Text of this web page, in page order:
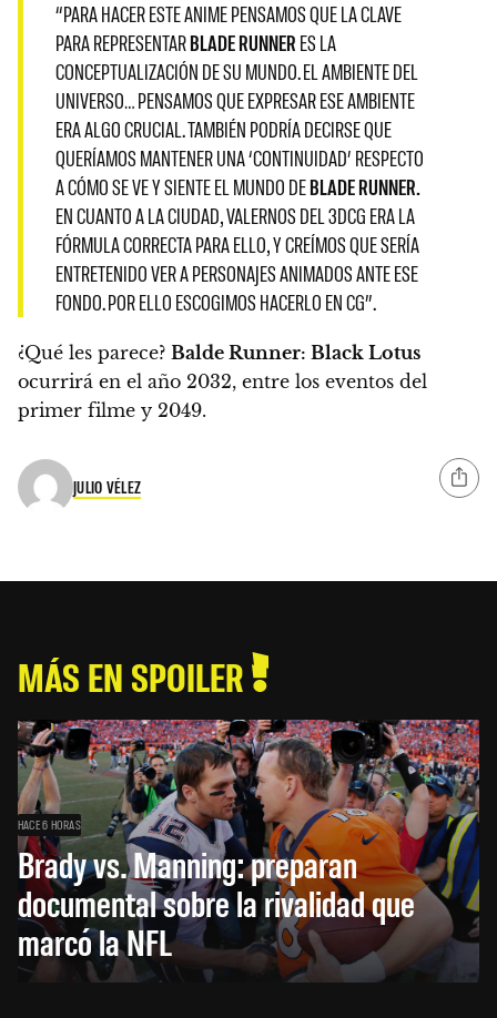
“PARA HACER ESTE ANIME PENSAMOS QUE LA CLAVE
PARA REPRESENTARBLADE RUNNER ES LA
CONCEPTUALIZACIÓN DE SU MUNDO. EL AMBIENTE DEL
UNIVERSO… PENSAMOS QUE EXPRESAR ESE AMBIENTE
ERA ALGO CRUCIAL. TAMBIÉN PODRÍA DECIRSE QUE
QUERÍAMOS MANTENER UNA ‘CONTINUIDAD’ RESPECTO
A CÓMO SE VE Y SIENTE EL MUNDO DEBLADE RUNNER.
EN CUANTO A LA CIUDAD, VALERNOS DEL 3DCG ERA LA
FÓRMULA CORRECTA PARA ELLO, Y CREÍMOS QUE SERÍA
ENTRETENIDO VER A PERSONAJES ANIMADOS ANTE ESE
FONDO. POR ELLO ESCOGIMOS HACERLO EN CG”.
¿Qué les parece? Balde Runner: Black Lotus
ocurrirá en el año 2032, entre los eventos del
primer filme y 2049.
JULIO VÉLEZ
MÁS EN SPOILER
HACE 6 HORAS
Brady vs. Manning: preparan
documental sobre la rivalidad que
marcó la NFL